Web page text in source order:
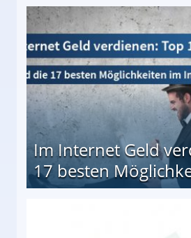
besten Möglichkeiten
Im Internet Geld
17 besten